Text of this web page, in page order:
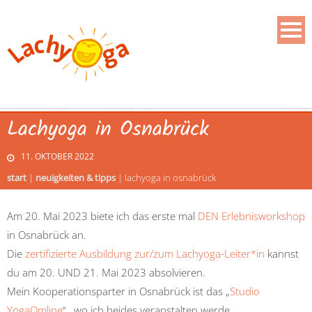
Lachyoga in Osnabrück
11. OKTOBER 2022
start | neuigkeiten & tipps | lachyoga in osnabrück
Am 20. Mai 2023 biete ich das erste mal DEN Erlebnisworkshop
in Osnabrück an.
Die zertifizierte Ausbildung zur/zum Lachyoga-Leiter*in kannst
du am 20. UND 21. Mai 2023 absolvieren.
Mein Kooperationsparter in Osnabrück ist das „Studio